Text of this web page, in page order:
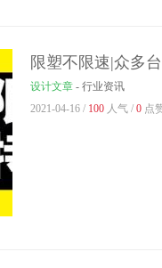
限塑不限速|众多
设计文章 - 行业资讯
2021-04-16 / 100 人气 / 0 点